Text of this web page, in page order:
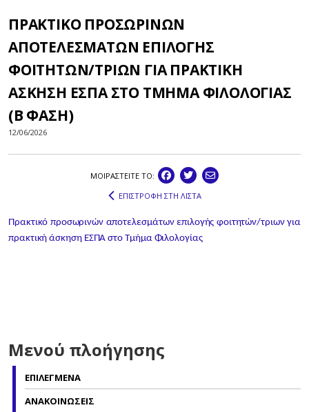
ΠΡΑΚΤΙΚΟ ΠΡΟΣΩΡΙΝΩΝ
ΑΠΟΤΕΛΕΣΜΑΤΩΝ ΕΠΙΛΟΓΗΣ
ΦΟΙΤΗΤΩΝ/ΤΡΙΩΝ ΓΙΑ ΠΡΑΚΤΙΚΗ
ΑΣΚΗΣΗ ΕΣΠΑ ΣΤΟ ΤΜΗΜΑ ΦΙΛΟΛΟΓΙΑΣ
(Β ΦΑΣΗ)
12/06/2026
ΜΟΙΡΑΣΤEIΤΕ ΤΟ:
ΕΠΙΣΤΡΟΦΗ ΣΤΗ ΛΙΣΤΑ
Πρακτικό προσωρινών αποτελεσμάτων επιλογής φοιτητών/τριων για
πρακτική άσκηση ΕΣΠΑ στο Τμήμα Φιλολογίας
Μενού πλοήγησης
ΕΠΙΛΕΓΜΕΝΑ
ΑΝΑΚΟΙΝΩΣΕΙΣ